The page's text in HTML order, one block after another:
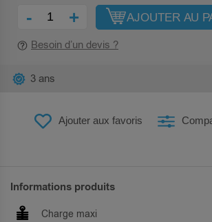
- + AJOUTER AU
Besoin d’un devis ?
Ajouter aux favoris
3 ans
Informations produits
Charge maxi